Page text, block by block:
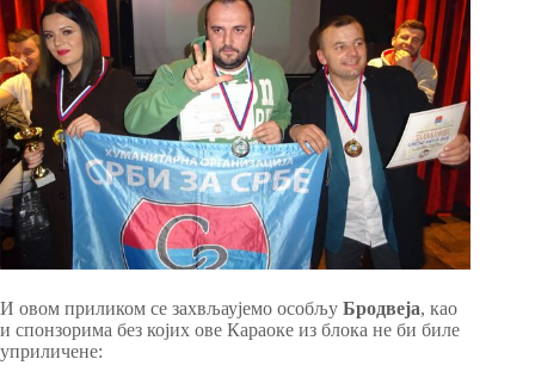
И овом приликом се захвљаујемо особљу Бродвеја, као
и спонзорима без којих ове Караоке из блока не би биле
уприличене: